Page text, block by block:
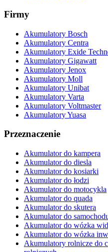
Firmy
Akumulatory Bosch
Akumulatory Centra
Akumulatory Exide
Akumulatory Gigawatt
Akumulatory Jenox
Akumulatory Moll
Akumulatory Unibat
Akumulatory Varta
Akumulatory Voltmaster
Akumulatory Yuasa
Przeznaczenie
Akumulator do kampera
Akumulator do diesla
Akumulator do kosiarki
Akumulator do łodzi
Akumulator do motocykla
Akumulator do quada
Akumulator do skutera
Akumulator do
Akumulator do wózka
Akumulator do wózka
Akumulatory rolnicze do